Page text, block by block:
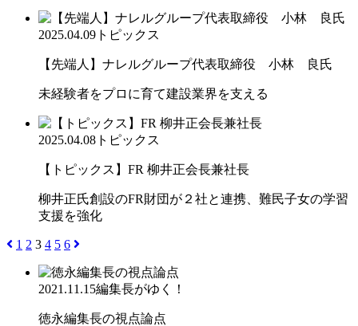
2025.04.09 トピックス
【先端人】ナレルグループ代表取締役 小林 良氏
未経験者をプロに育て建設業界を支える
2025.04.08 トピックス
【トピックス】FR 柳井正会長兼社長
柳井正氏創設のFR財団が２社と連携、難民子女の学習
支援を強化
1 2 3 4 5 6
2021.11.15編集長がゆく！
徳永編集長の視点論点